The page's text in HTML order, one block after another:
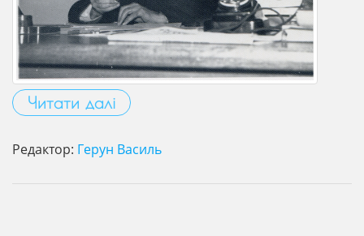
Читати далі
Редактор: Герун Василь